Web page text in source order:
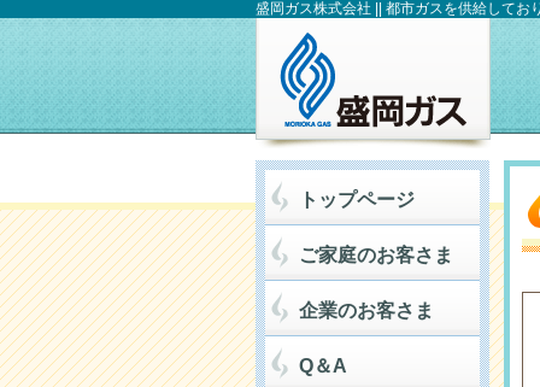
盛岡ガス株式会社 || 都市ガスを供給してお
トップページ
ご家庭のお客さま
企業のお客さま
Q＆A